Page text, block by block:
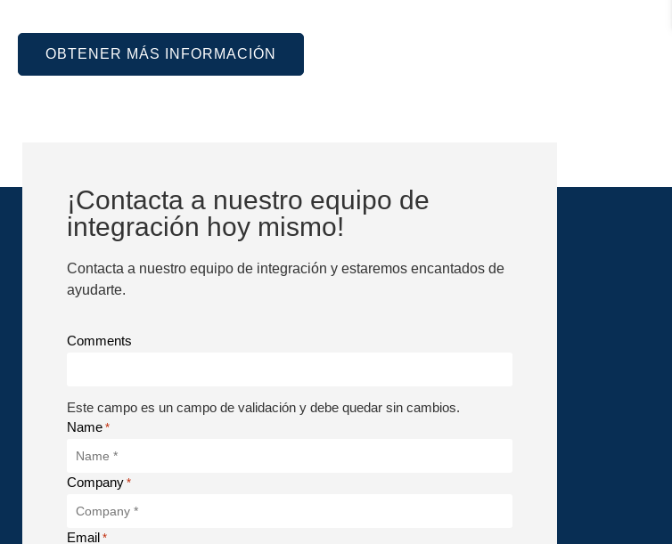
OBTENER MÁS INFORMACIÓN
¡Contacta a nuestro equipo de
integración hoy mismo!
Contacta a nuestro equipo de integración y estaremos encantados de
ayudarte.
Comments
Este campo es un campo de validación y debe quedar sin cambios.
Name *
Company *
Email *